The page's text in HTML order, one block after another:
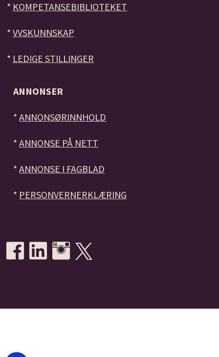
* KOMPETANSEBIBLIOTEKET
* VVSKUNNSKAP
* LEDIGE STILLINGER
ANNONSER
*ANNONSØRINNHOLD
*ANNONSE PÅ NETT
*ANNONSE I FAGBLAD
* PERSONVERNERKLÆRING